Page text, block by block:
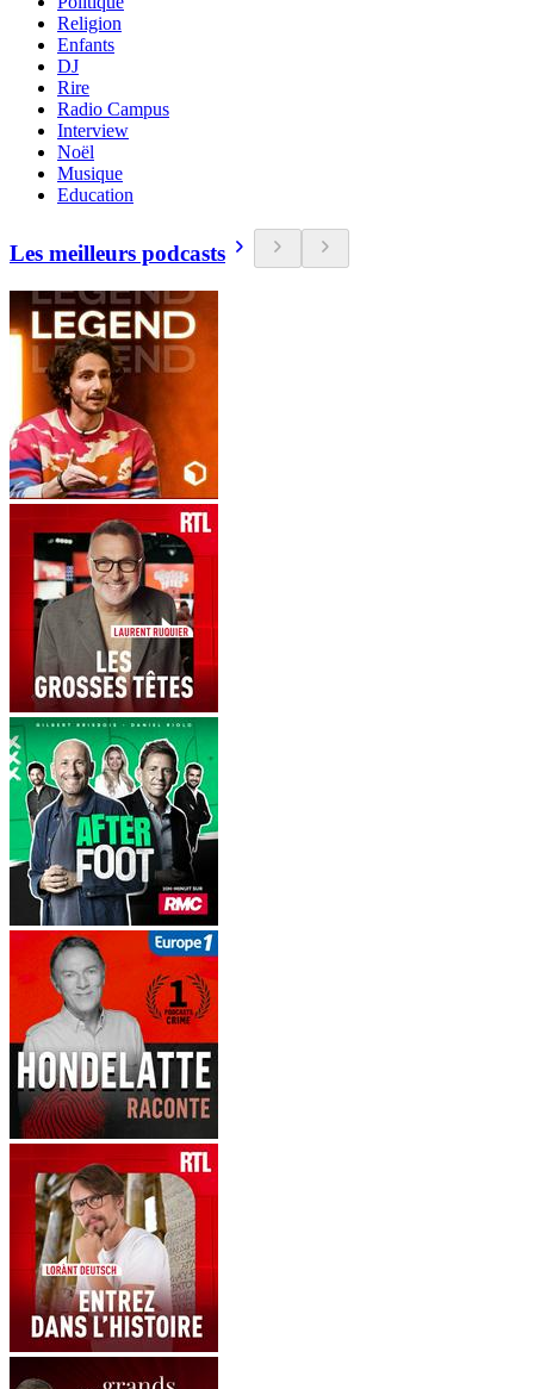
Religion
Enfants
DJ
Rire
Radio Campus
Interview
Noël
Musique
Education
Les meilleurs podcasts